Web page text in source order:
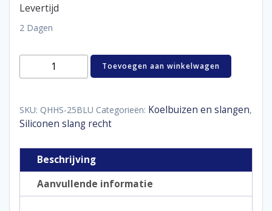
Levertijd
2 Dagen
Siliconen
meter
25
aantal
Toevoegen aan winkelwagen
SKU: QHHS-25BLU Categorieën: Koelbuizen en slangen,
Siliconen slang recht
Beschrijving
Aanvullende informatie